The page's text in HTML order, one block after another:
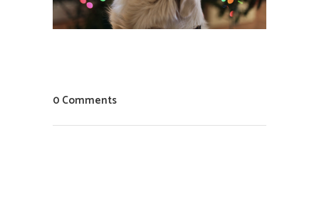
0 Comments